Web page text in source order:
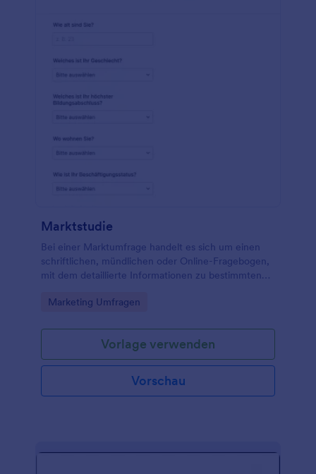
Marktstudie
Bei einer Marktumfrage handelt es sich um einen
schriftlichen, mündlichen oder Online-Fragebogen,
mit dem detaillierte Informationen zu bestimmten
werden sollen.
Go to Category:
Marketing Umfragen
Vorlage verwenden
Vorschau